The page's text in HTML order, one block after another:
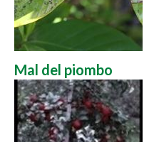
Mal del piombo